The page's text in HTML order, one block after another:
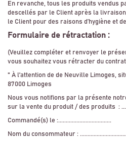
En revanche, tous les produits vendus
descellés par le Client après la
le Client pour des raisons d’hygiène et
Formulaire de rétractation :
(Veuillez compléter et renvoyer le
vous souhaitez vous rétracter du
" À l'attention de de Neuville Limoges,
87000 Limoges
Nous vous notifions par la présente
sur la vente du produit / des produits :
Commandé(s) le :...................................
Nom du consommateur :